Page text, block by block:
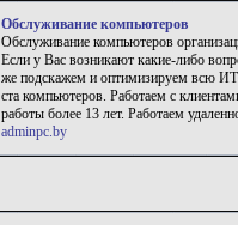
Обслуживание компьютеров
Обслуживание компьютеров
Если у Вас возникают какие-либо
же подскажем и оптимизируем всю
ста компьютеров. Работаем с
работы более 13 лет. Работаем
adminpc.by